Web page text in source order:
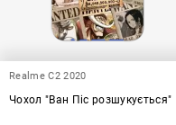
Realme C2 2020
Чохол "Ван Піс розшукується"